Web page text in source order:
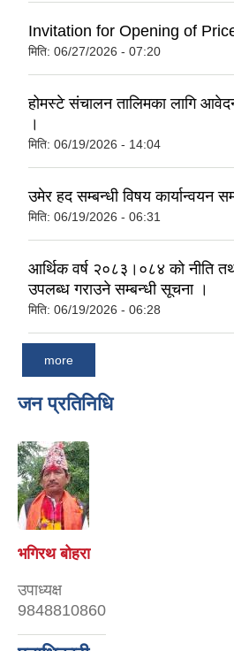
Invitation for Opening of
मिति: 06/27/2026 - 07:20
होमस्टे संचालन तालिमका लागि
।
मिति: 06/19/2026 - 14:04
उमेर हद सम्बन्धी विषय कार्यान्वयन
मिति: 06/19/2026 - 06:31
आर्थिक वर्ष २०८३।०८४ को नीति
उपलब्ध गराउने सम्बन्धी सूचना ।
मिति: 06/19/2026 - 06:28
more
जन प्रतिनिधि
सन्तोष प्रकाश जोशी
अध्यक्ष
९८५८७३६९९३
भगिरथ बोहरा
उपाध्यक्ष
9848810860